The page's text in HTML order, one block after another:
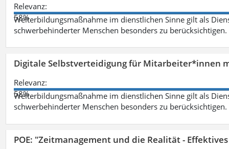
Relevanz:
58%
Weiterbildungsmaßnahme im dienstlichen Sinne gilt als
schwerbehinderter Menschen besonders zu berücksichtigen.
Digitale Selbstverteidigung für Mitarbeiter*innen
Relevanz:
58%
Weiterbildungsmaßnahme im dienstlichen Sinne gilt als
schwerbehinderter Menschen besonders zu berücksichtigen.
POE: "Zeitmanagement und die Realität -